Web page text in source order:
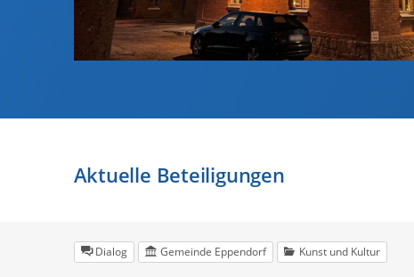
Aktuelle Beteiligungen
Dialog Gemeinde Eppendorf Kunst und Kultur